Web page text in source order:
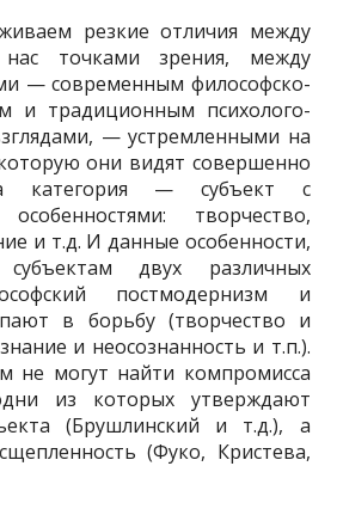
резкие отличия между
точками зрения, между
— современным философско-
и традиционным психолого-
— устремленными на
они видят совершенно
кате­гория — субъект с
творчество,
и т.д. И данные особенности,
двух раз­личных
постмодернизм и
в борьбу (творчество и
и неосознанность и т.п.).
не могут найти компромисса
из которых утверждают
(Брушлинский и т.д.), а
(Фуко, Кристева,